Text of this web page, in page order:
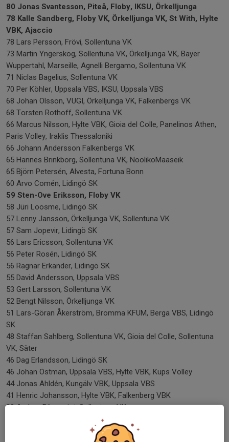
80 Jonas Svantesson, Piteå, Floby, IKSU, Örkelljunga
78 Kalle Sandberg, Floby VK, Örkelljunga VK, St With, Hylte
VBK, Ajaccio
78 Lars Persson, Frövi, Sollentuna VK
73 Martin Yngerskog, Sollentuna VK, Örkelljunga VK, Bayer
Wuppertahl, Marseille, Agnelli Bergamo, Sollentuna VK
71 Niclas Bagelius, Sollentuna VK
70 Per Köhler, Uppsala VBS, IKSU, Uppsala VBS
68 Johan Olsson, VUGI, Örkelljunga VK, Falkenbergs VK
68 Torsten Rothoff, Sollentuna VK
66 Marcus Nilsson, Hylte VBK, Gioia del Colle, Panelinos Athen,
Paris Volley, Iraklis Thessaloniki
66 Johann Andersson Falkenbergs VK
65 Hannes Brinkborg, Sollentuna VK, NoolikoMaaseik
65 Björn Petersén, Alvesta, Fortuna Bonn
60 Arvo Comén, Lidingö SK
59 Sten-Ove Eriksson, Floby VK
58 Jüri Loosme, Lidingö SK
57 Lenny Jansson, Örkelljunga VK, Sollentuna VK
57 Sam Jopevir, Lidingö SK
56 Lars Ericsson, Sollentuna VK
56 Peter Rosén, Lidingö SK
56 Ragnar Erkander, Lidingö SK
55 David Andersson, Uppsala VBS
53 Gert Larsson, Sollentuna VK
52 Bengt Nilsson, Örkelljunga VK
51 Lars-Göran Åkerström, Bromma KFUM, Berga VBS, Lidingö
SK
48 Staffan Sahlberg, Sollentuna VK, Gioia del Colle, Sollentuna
VK, Säter
46 Dag Erlandsson, Lidingö SK
46 Johan Östman, Uppsala VBS, Hylte VBK, Kups Volley
44 Jonas Ahldén, Kungälv VBK, Uppsala VBS
41 Henric Johansson, Hylte VBK, Falkenberg VBK
39 Anders Rönnqvist, Sollentuna VK
38 Tommy Karlsson, Alvesta VBF